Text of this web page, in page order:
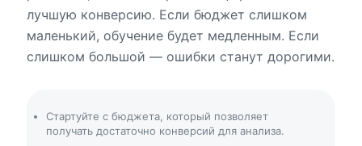
лучшую конверсию. Если бюджет слишком
маленький, обучение будет медленным. Если
слишком большой — ошибки станут дорогими.
Стартуйте с бюджета, который позволяет
получать достаточно конверсий для анализа.